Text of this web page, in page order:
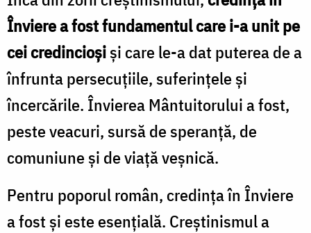
Înviere a fost fundamentul care i-a unit pe
cei credincioșiși care le-a dat puterea de a
înfrunta persecuțiile, suferințele și
încercările. Învierea Mântuitorului a fost,
peste veacuri, sursă de speranță, de
comuniune și de viață veșnică.
Pentru poporul român, credința în Înviere
a fost și este esențială. Creștinismul a